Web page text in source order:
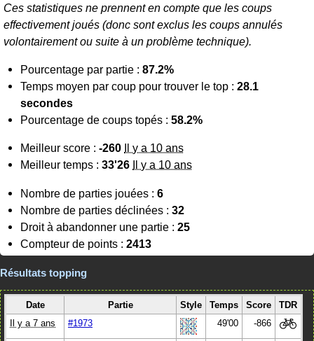
Ces statistiques ne prennent en compte que les coups
effectivement joués (donc sont exclus les coups annulés
volontairement ou suite à un problème technique).
Pourcentage par partie : 87.2%
Temps moyen par coup pour trouver le top : 28.1
secondes
Pourcentage de coups topés : 58.2%
Meilleur score : -260
Il y a 10 ans
Meilleur temps : 33'26 Il y a 10 ans
Nombre de parties jouées : 6
Nombre de parties déclinées : 32
Droit à abandonner une partie : 25
Compteur de points : 2413
Résultats topping
Date Partie Style Temps Score
TDR
Il y a 7 ans
#1973 49'00 -866